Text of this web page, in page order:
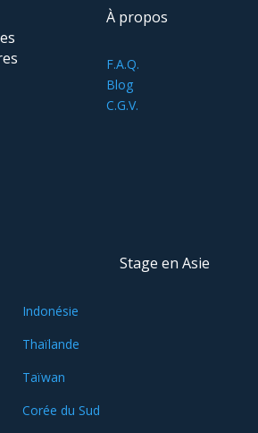
À propos
F.A.Q.
Blog
C.G.V.
Stage en Asie
Indonésie
Thaïlande
Taïwan
Corée du Sud